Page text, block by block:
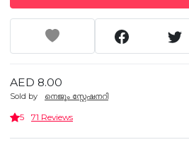
AED 8.00
Sold by നെജൂം സ്റ്റേഷനറി
5 71 Reviews